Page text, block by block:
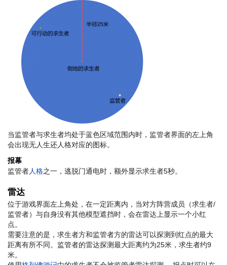
当监管者与求生者均处于蓝色区域范围内时，监管者界面的左上角
会出现无人生还人格对应的图标。
报幕
监管者人格之一，逃脱门通电时，额外显示求生者5秒。
雷达
位于游戏界面左上角处，在一定距离内，当对方阵营成员（求生者/
监管者）与自身没有其他模型遮挡时，会在雷达上显示一个小红
点。
需要注意的是，求生者方和监管者方的雷达可以探测到红点的最大
距离有所不同。监管者的雷达探测最大距离约为25米，求生者约9
米。